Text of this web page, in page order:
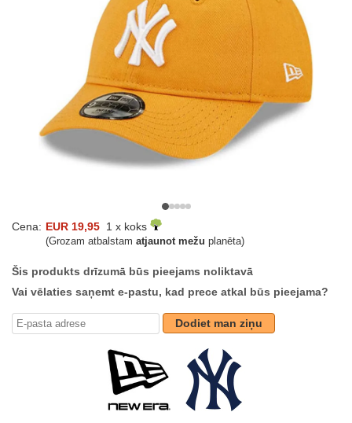
Cena: EUR 19,95 1 x koks
(Grozam atbalstam atjaunot mežu planēta)
Šis produkts drīzumā būs pieejams noliktavā
Vai vēlaties saņemt e-pastu, kad prece atkal būs pieejama?
Dodiet man ziņu